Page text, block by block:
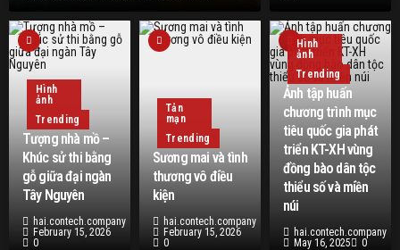
Hình
ảnh
Trending
Tượng nhà mồ –
Khúc sử thi bằng
gỗ giữa đại ngàn
Tây Nguyên
hai.contech.company
February 15, 2026
0
Tản
mạn
Trending
Sương mai và tình
thương vô điều
kiện
hai.contech.company
February 15, 2026
0
Hình
ảnh
Trending
Ảnh tập huấn
chương trình mục
tiêu quốc gia phát
triển KT-XH vùng
đồng bào dân tộc
thiểu số và miền
núi
hai.contech.company
May 16, 2025
0